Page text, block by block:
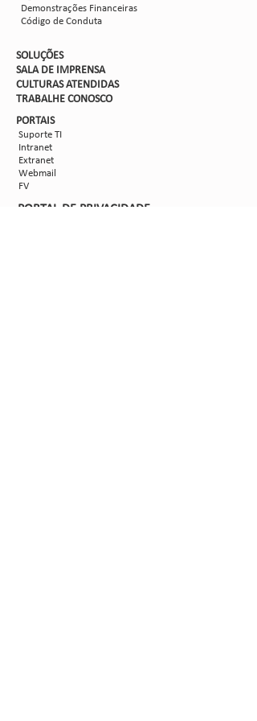
Demonstrações Financeiras
Código de Conduta
SOLUÇÕES
SALA DE IMPRENSA
CULTURAS ATENDIDAS
TRABALHE CONOSCO
PORTAIS
Suporte TI
Intranet
Extranet
Webmail
FV
PORTAL DE PRIVACIDADE